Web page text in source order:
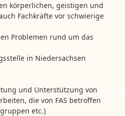
körperlichen, geistigen und
Fachkräfte vor schwierige
Problemen rund um das
in Niedersachsen
und Unterstützung von
die von FAS betroffen
etc.)